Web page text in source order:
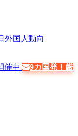
外国人動向
催中
9カ国発！厳